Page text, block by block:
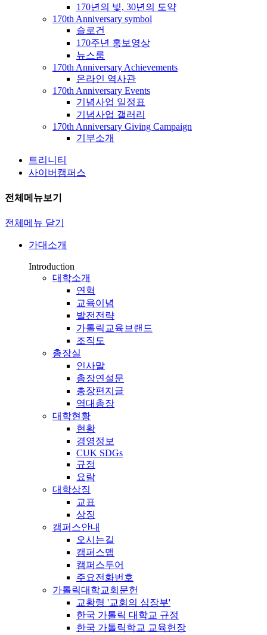
170년의 빛, 30년의 도약
170th Anniversary symbol
슬로건
170주년 홍보영상
뉴스룸
170th Anniversary Achievements
온라인 역사관
170th Anniversary Events
기념사업 일정표
기념사업 갤러리
170th Anniversary Giving Campaign
기부소개
트리니티
사이버캠퍼스
전체메뉴보기
전체메뉴 닫기
가대소개
Introduction
대학소개
연혁
교육이념
발전전략
가톨릭교육브랜드
조직도
총장실
인사말
총장연설문
총장편지글
역대총장
대학현황
현황
경영정보
CUK SDGs
규정
요람
대학상징
교표
상징
캠퍼스안내
오시는길
캠퍼스맵
캠퍼스투어
주요전화번호
가톨릭대학교회문헌
교황령 '교회의 심장부'
한국 가톨릭 대학교 규정
한국 가톨릭학교 교육헌장